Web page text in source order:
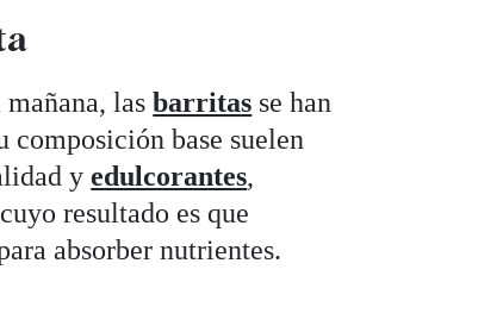
mañana, lasbarritas se han
composición base suelen
yedulcorantes,
resultado es que
absorber nutrientes.